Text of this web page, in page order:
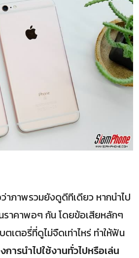
าภาพรวมยังดูดีทีเดียว หากนำไป
ราคาพอๆ กัน โดยข้อเสียหลักๆ
ตเตอรี่ที่ดูไม่จืดเท่าไหร่ ทำให้ฟัน
การนำไปใช้งานทั่วไปหรือเล่น